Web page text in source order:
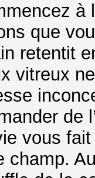
à
que
retentit
vitreux
de
vous
champ.